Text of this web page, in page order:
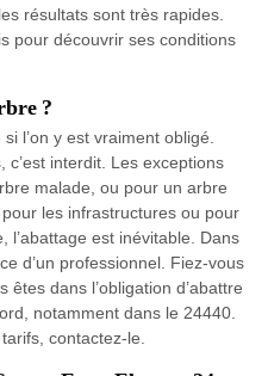
résultats sont très rapides.
pour découvrir ses conditions
?
l’on y est vraiment obligé.
c’est interdit. Les exceptions
malade, ou pour un arbre
les infrastructures ou pour
l’abattage est inévitable. Dans
d’un professionnel. Fiez-vous
dans l’obligation d’abattre
notamment dans le 24440.
contactez-le.